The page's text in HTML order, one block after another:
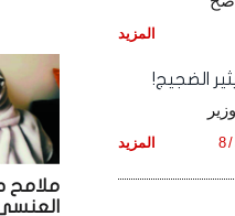
ملامح
,
,
,
المزيد
الضجيج!
المزيد